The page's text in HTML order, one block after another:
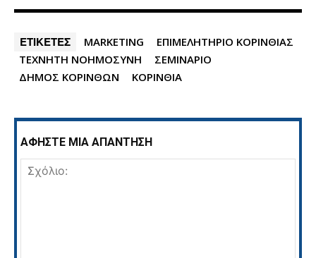
ΕΤΙΚΕΤΕΣ MARKETING
ΕΠΙΜΕΛΗΤΗΡΙΟ ΚΟΡΙΝΘΙΑΣ
ΤΕΧΝΗΤΗ ΝΟΗΜΟΣΥΝΗ
ΣΕΜΙΝΑΡΙΟ
ΔΗΜΟΣ ΚΟΡΙΝΘΩΝ
ΚΟΡΙΝΘΙΑ
ΑΦΗΣΤΕ ΜΙΑ ΑΠΑΝΤΗΣΗ